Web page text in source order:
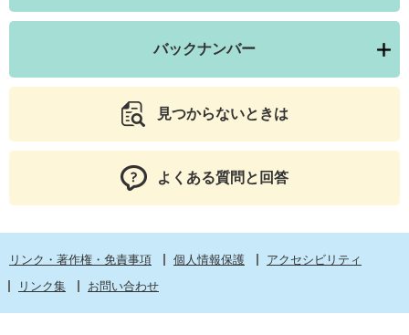
バックナンバー
見つからないときは
よくある質問と回答
リンク・著作権・免責事項 個人情報保護
アクセシビリティ
リンク集
お問い合わせ